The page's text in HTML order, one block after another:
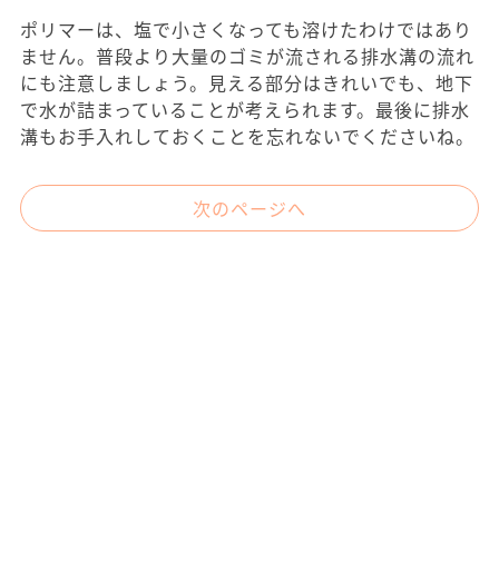
ポリマーは、塩で小さくなっても溶けたわけではあり
ません。普段より大量のゴミが流される排水溝の流れ
にも注意しましょう。見える部分はきれいでも、地下
で水が詰まっていることが考えられます。最後に排水
溝もお手入れしておくことを忘れないでくださいね。
次のページへ